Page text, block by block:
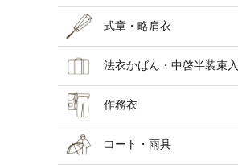
式章・略肩衣
法衣かばん・中啓半装束入
作務衣
コート・雨具